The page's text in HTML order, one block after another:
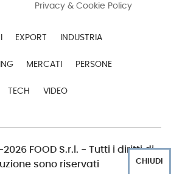
Privacy & Cookie Policy
EXPORT INDUSTRIA
MERCATI PERSONE
TECH VIDEO
FOOD S.r.l. - Tutti i diritti di
sono riservati
CHIUDI